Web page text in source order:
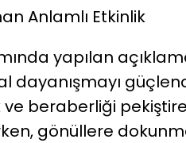
Anlamlı Etkinlik
yapılan
dayanışmayı
ve beraberliği
gönüllere